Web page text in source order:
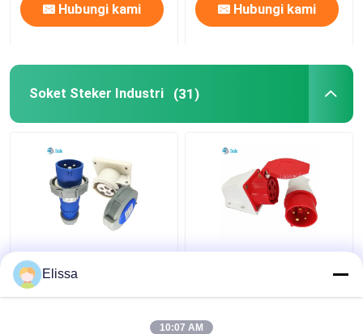
Hubungi kami Hubungi kami
Soket Steker Industri (31)
Soket Steker Industri
Tegangan 3 Pin 220V-
250V dengan Peringkat
pemasangan dinding
Elissa
10:07 AM